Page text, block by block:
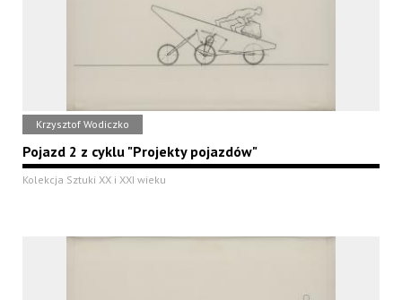
Krzysztof Wodiczko
Pojazd 2 z cyklu "Projekty pojazdów"
Kolekcja Sztuki XX i XXI wieku